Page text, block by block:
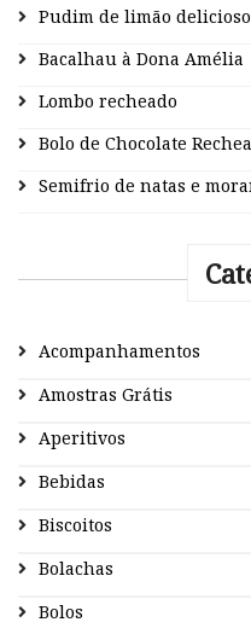
Pudim de limão delicioso
Bacalhau à Dona Amélia
Lombo recheado
Bolo de Chocolate
Semifrio de natas e
Acompanhamentos
Amostras Grátis
Aperitivos
Bebidas
Biscoitos
Bolachas
Bolos